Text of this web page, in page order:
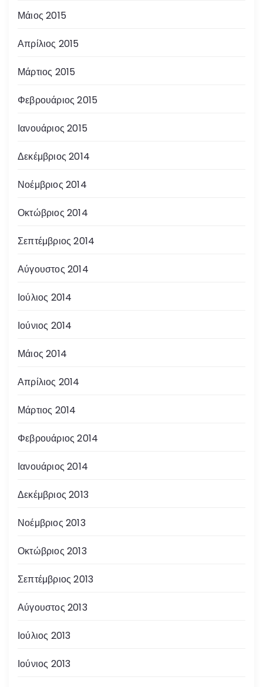
Μάιος 2015
Απρίλιος 2015
Μάρτιος 2015
Φεβρουάριος 2015
Ιανουάριος 2015
Δεκέμβριος 2014
Νοέμβριος 2014
Οκτώβριος 2014
Σεπτέμβριος 2014
Αύγουστος 2014
Ιούλιος 2014
Ιούνιος 2014
Μάιος 2014
Απρίλιος 2014
Μάρτιος 2014
Φεβρουάριος 2014
Ιανουάριος 2014
Δεκέμβριος 2013
Νοέμβριος 2013
Οκτώβριος 2013
Σεπτέμβριος 2013
Αύγουστος 2013
Ιούλιος 2013
Ιούνιος 2013